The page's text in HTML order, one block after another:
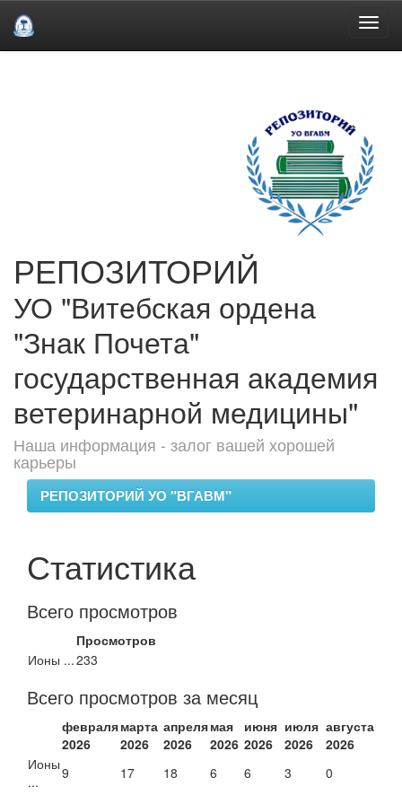
РЕПОЗИТОРИЙ
УО "Витебская ордена
"Знак Почета"
государственная академия
ветеринарной медицины"
Наша информация - залог вашей хорошей
карьеры
РЕПОЗИТОРИЙ УО "ВГАВМ"
Статистика
Всего просмотров
Просмотров
Ионы ...233
Всего просмотров за месяц
февраля
2026
марта
2026
апреля
2026
мая
2026
июня
2026
июля
2026
августа
2026
Ионы
...
9 17 18 6 6 3 0